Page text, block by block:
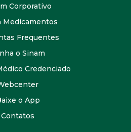
Corporativo
Medicamentos
Frequentes
o Sinam
Credenciado
o App
Contatos